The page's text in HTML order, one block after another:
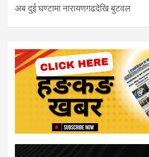
अब दुई घण्टामा नारायणगढदेखि बुटवल